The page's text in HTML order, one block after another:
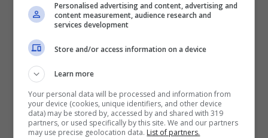
rimandato. A comunicarlo è il club rossoblù
tramite una nota sul proprio sito ufficiale, e a
breve verrà comunicata la nuova data.
LEGGI ANCHE:
di buoni giocatori, ma tutti sostituibili
Personalised advertising and content, advertising and
content measurement, audience research and
services development
Store and/or access information on a device
Learn more
Your personal data will be processed and information from
your device (cookies, unique identifiers, and other device
data) may be stored by, accessed by and shared with 319
partners, or used specifically by this site. We and our partners
may use precise geolocation data. List of partners.